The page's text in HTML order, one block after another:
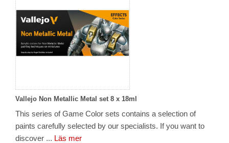
Vallejo Non Metallic Metal set 8 x 18ml
This series of Game Color sets contains a selection of
paints carefully selected by our specialists. If you want to
discover ... Läs mer